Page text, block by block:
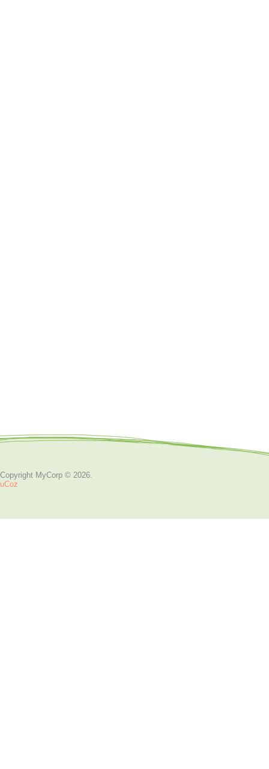
Copyright MyCorp © 2026.
uCoz